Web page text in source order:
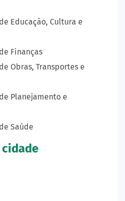
Educação, Cultura e
Finanças
Obras, Transportes e
Planejamento e
Saúde